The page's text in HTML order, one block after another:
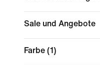
Sale und Angebote
Farbe (1)